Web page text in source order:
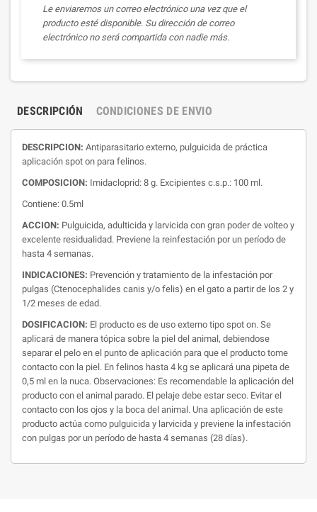
Le enviaremos un correo electrónico una vez que el
producto esté disponible. Su dirección de correo
electrónico no será compartida con nadie más.
DESCRIPCIÓN CONDICIONES DE ENVIO
DESCRIPCION: Antiparasitario externo, pulguicida de práctica
aplicación spot on para felinos.
COMPOSICION: Imidacloprid: 8 g. Excipientes c.s.p.: 100 ml.
Contiene: 0.5ml
ACCION: Pulguicida, adulticida y larvicida con gran poder de volteo y
excelente residualidad. Previene la reinfestación por un período de
hasta 4 semanas.
INDICACIONES: Prevención y tratamiento de la infestación por
pulgas (Ctenocephalides canis y/o felis) en el gato a partir de los 2 y
1/2 meses de edad.
DOSIFICACION: El producto es de uso externo tipo spot on. Se
aplicará de manera tópica sobre la piel del animal, debiendose
separar el pelo en el punto de aplicación para que el producto tome
contacto con la piel. En felinos hasta 4 kg se aplicará una pipeta de
0,5 ml en la nuca. Observaciones: Es recomendable la aplicación del
producto con el animal parado. El pelaje debe estar seco. Evitar el
contacto con los ojos y la boca del animal. Una aplicación de este
producto actúa como pulguicida y larvicida y previene la infestación
con pulgas por un período de hasta 4 semanas (28 días).